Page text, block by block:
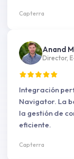
Capterra
Anand
Director,
Integración
Navigator. La
la gestión de
eficiente.
Capterra